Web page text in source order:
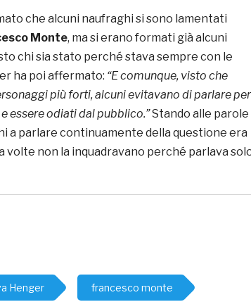
che alcuni naufraghi si sono lamentati
Monte, ma si erano formati già alcuni
chi sia stato perché stava sempre con le
ha poi affermato: “E comunque, visto che
più forti, alcuni evitavano di parlare per
essere odiati dal pubblico.”Stando alle parole
a parlare continuamente della questione era
volte non la inquadravano perché parlava
Henger francesco monte